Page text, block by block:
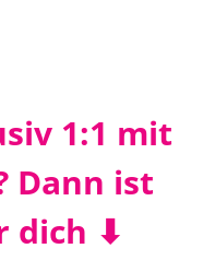
1:1 mit
Dann ist
dich ⬇